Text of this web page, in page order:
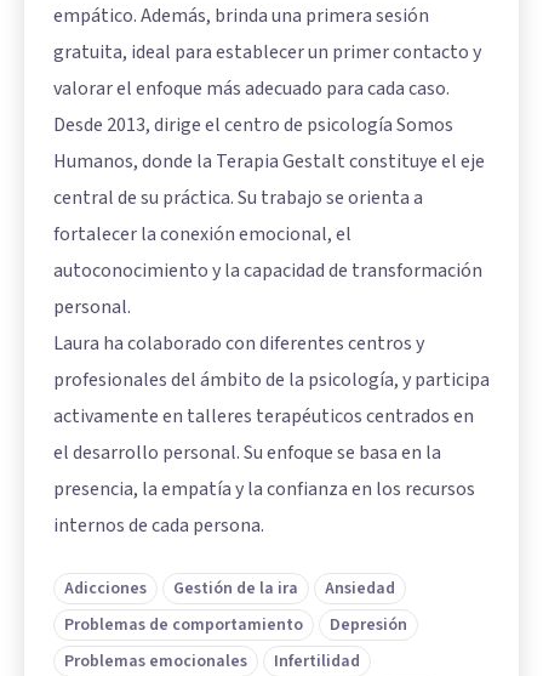
empático. Además, brinda una primera sesión
gratuita, ideal para establecer un primer contacto y
valorar el enfoque más adecuado para cada caso.
Desde 2013, dirige el centro de psicología Somos
Humanos, donde la Terapia Gestalt constituye el eje
central de su práctica. Su trabajo se orienta a
fortalecer la conexión emocional, el
autoconocimiento y la capacidad de transformación
personal.
Laura ha colaborado con diferentes centros y
profesionales del ámbito de la psicología, y participa
activamente en talleres terapéuticos centrados en
el desarrollo personal. Su enfoque se basa en la
presencia, la empatía y la confianza en los recursos
internos de cada persona.
Adicciones Gestión de la ira
Ansiedad
Problemas de comportamiento
Depresión
Problemas emocionales
Infertilidad